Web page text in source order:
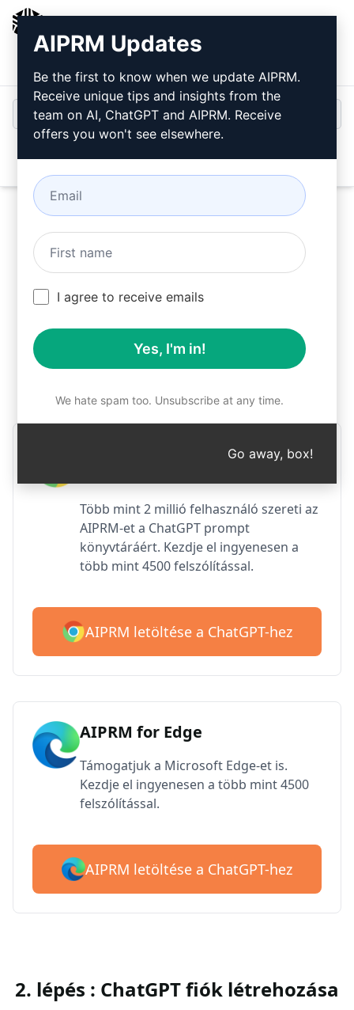
Bejelentkezés
Próbálja ki ezt a
ChatGPT
Promptmost
1. lépés : Az AIPRM ingyenes
AIPRM ChatGPT a Google
Több mint 2 millió felhasználó szereti az
AIPRM-et a ChatGPT prompt
könyvtáráért. Kezdje el ingyenesen a
több mint 4500 felszólítással.
AIPRM letöltése a ChatGPT-hez
AIPRM for Edge
Támogatjuk a Microsoft Edge-et is.
Kezdje el ingyenesen a több mint 4500
felszólítással.
AIPRM letöltése a ChatGPT-hez
2. lépés : ChatGPT fiók létrehozása
AIPRM Updates
Be the first to know when we update AIPRM.
Receive unique tips and insights from the
team on AI, ChatGPT and AIPRM. Receive
offers you won't see elsewhere.
I agree to receive emails
Yes, I'm in!
We hate spam too. Unsubscribe at any time.
Go away, box!